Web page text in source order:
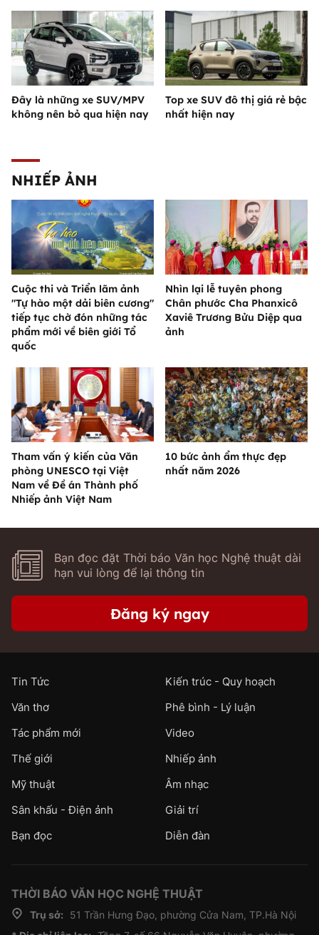
Đây là những xe SUV/MPV
không nên bỏ qua hiện nay
Top xe SUV đô thị giá rẻ bậc
nhất hiện nay
NHIẾP ẢNH
Cuộc thi và Triển lãm ảnh
"Tự hào một dải biên cương"
tiếp tục chờ đón những tác
phẩm mới về biên giới Tổ
quốc
Nhìn lại lễ tuyên phong
Chân phước Cha Phanxicô
Xaviê Trương Bửu Diệp qua
ảnh
Tham vấn ý kiến của Văn
phòng UNESCO tại Việt
Nam về Đề án Thành phố
Nhiếp ảnh Việt Nam
10 bức ảnh ẩm thực đẹp
nhất năm 2026
Bạn đọc đặt Thời báo Văn học Nghệ thuật dài
hạn vui lòng để lại thông tin
Đăng ký ngay
Tin Tức
Kiến trúc - Quy hoạch
Văn thơ
Phê bình - Lý luận
Tác phẩm mới
Video
Thế giới
Nhiếp ảnh
Mỹ thuật
Âm nhạc
Sân khấu - Điện ảnh
Giải trí
Bạn đọc
Diễn đàn
THỜI BÁO VĂN HỌC NGHỆ THUẬT
Trụ sở:
51 Trần Hưng Đạo, phường Cửa Nam, TP.Hà Nội